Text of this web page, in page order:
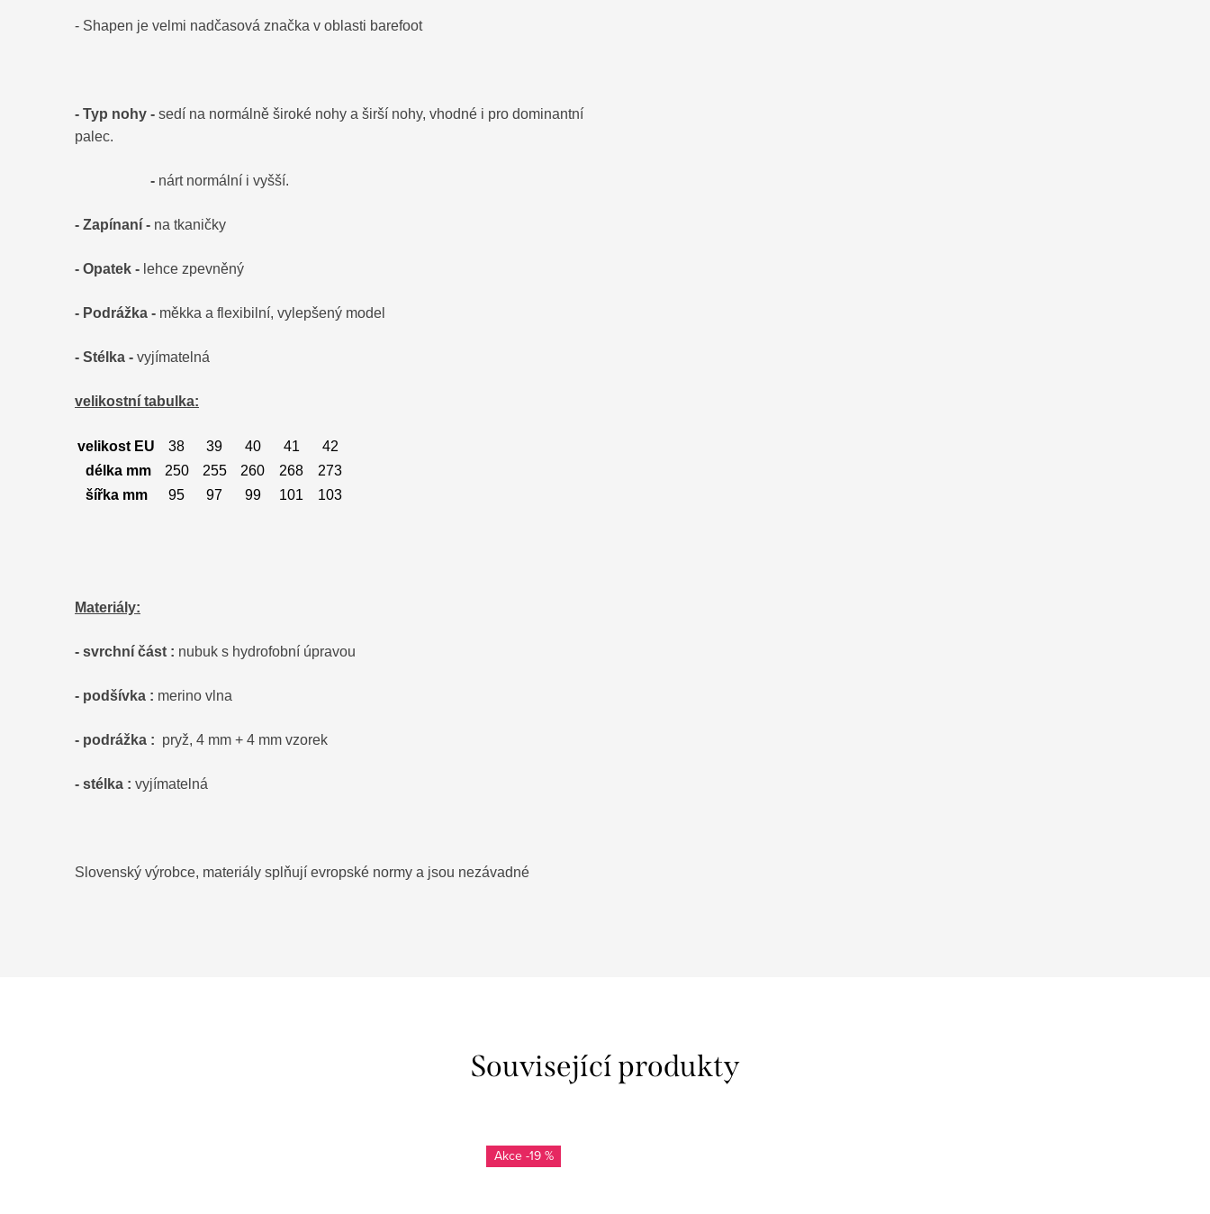
- Shapen je velmi nadčasová značka v oblasti barefoot
- Typ nohy - sedí na normálně široké nohy a širší nohy, vhodné i pro dominantní
palec.
- nárt normální i vyšší.
- Zapínaní - na tkaničky
- Opatek - lehce zpevněný
- Podrážka - měkka a flexibilní, vylepšený model
- Stélka - vyjímatelná
velikostní tabulka:
velikost EU 38 39 40 41
42
délka mm
250 255 260 268
273
šířka mm
95 97 99 101 103
Materiály:
- svrchní část : nubuk s hydrofobní úpravou
- podšívka : merino vlna
- podrážka : pryž, 4 mm + 4 mm vzorek
- stélka : vyjímatelná
Slovenský výrobce, materiály splňují evropské normy a jsou nezávadné
Související produkty
-19 %